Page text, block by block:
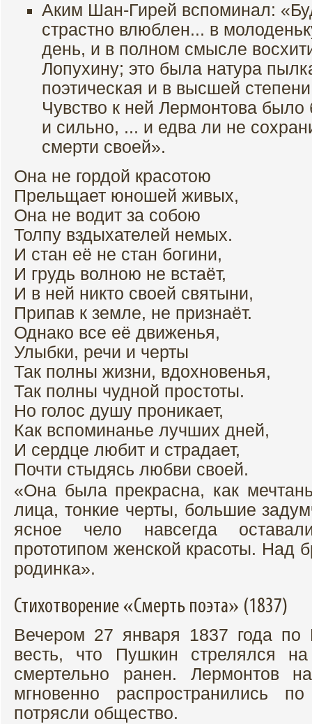
Аким Шан-Гирей вспоминал:
страстно влюблен... в
день, и в полном смысле
Лопухину; это была натура
поэтическая и в высшей
Чувство к ней Лермонтова было
и сильно, ... и едва ли не
смерти своей».
Она не гордой красотою
Прельщает юношей живых,
Она не водит за собою
Толпу вздыхателей немых.
И стан её не стан богини,
И грудь волною не встаёт,
И в ней никто своей святыни,
Припав к земле, не признаёт.
Однако все её движенья,
Улыбки, речи и черты
Так полны жизни, вдохновенья,
Так полны чудной простоты.
Но голос душу проникает,
Как вспоминанье лучших дней,
И сердце любит и страдает,
Почти стыдясь любви своей.
«Она была прекрасна, как
лица, тонкие черты, большие
ясное чело навсегда
прототипом женской красоты. Над
родинка».
Стихотворение «Смерть поэта» (1837)
Вечером 27 января 1837 года по
весть, что Пушкин стрелялся
смертельно ранен. Лермонтов
мгновенно распространились
потрясли общество.